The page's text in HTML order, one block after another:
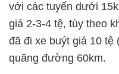
với các tuyến dưới
giá 2-3-4 tệ, tùy theo
đã đi xe buýt giá 10 tệ
quãng đường 60km.